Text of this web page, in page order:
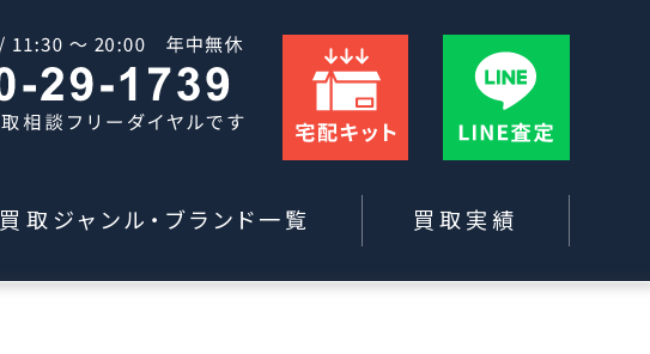
買取ジャンル・ブランド一覧 買取実績